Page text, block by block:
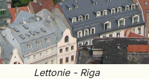
Lettonie - Riga